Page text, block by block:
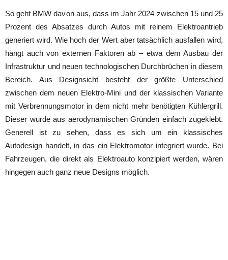
So geht BMW davon aus, dass im Jahr 2024 zwischen 15 und 25
Prozent des Absatzes durch Autos mit reinem Elektroantrieb
generiert wird. Wie hoch der Wert aber tatsächlich ausfallen wird,
hängt auch von externen Faktoren ab – etwa dem Ausbau der
Infrastruktur und neuen technologischen Durchbrüchen in diesem
Bereich. Aus Designsicht besteht der größte Unterschied
zwischen dem neuen Elektro-Mini und der klassischen Variante
mit Verbrennungsmotor in dem nicht mehr benötigten Kühlergrill.
Dieser wurde aus aerodynamischen Gründen einfach zugeklebt.
Generell ist zu sehen, dass es sich um ein klassisches
Autodesign handelt, in das ein Elektromotor integriert wurde. Bei
Fahrzeugen, die direkt als Elektroauto konzipiert werden, wären
hingegen auch ganz neue Designs möglich.